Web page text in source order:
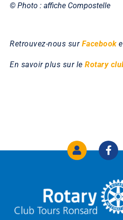
© Photo : affiche Compostelle
Retrouvez-nous sur Facebook
En savoir plus sur le Rotary